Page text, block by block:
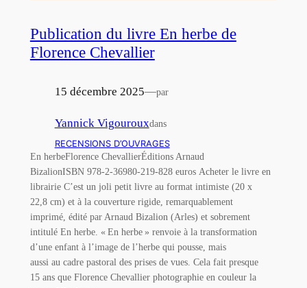
Publication du livre En herbe de
Florence Chevallier
15 décembre 2025—par
Yannick Vigourouxdans
RECENSIONS D’OUVRAGES
En herbeFlorence ChevallierÉditions Arnaud
BizalionISBN 978-2-36980-219-828 euros Acheter le livre en
librairie C’est un joli petit livre au format intimiste (20 x
22,8 cm) et à la couverture rigide, remarquablement
imprimé, édité par Arnaud Bizalion (Arles) et sobrement
intitulé En herbe. « En herbe » renvoie à la transformation
d’une enfant à l’image de l’herbe qui pousse, mais
aussi au cadre pastoral des prises de vues. Cela fait presque
15 ans que Florence Chevallier photographie en couleur la